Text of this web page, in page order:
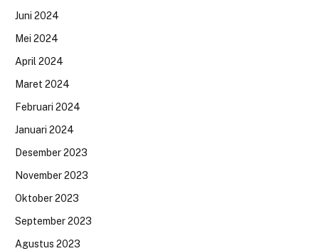
Juni 2024
Mei 2024
April 2024
Maret 2024
Februari 2024
Januari 2024
Desember 2023
November 2023
Oktober 2023
September 2023
Agustus 2023